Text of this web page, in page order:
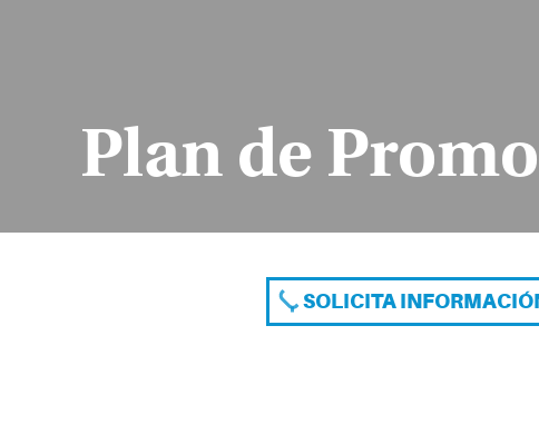
Plan de
SOLICITA